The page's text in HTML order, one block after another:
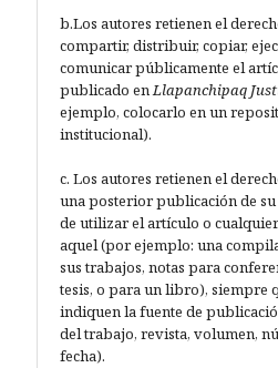
b.Los autores retienen el
compartir, distribuir, copiar,
comunicar públicamente el
publicado enLlapanchipaq
ejemplo, colocarlo en un
institucional).
c. Los autores retienen el
una posterior publicación de
de utilizar el artículo o
aquel (por ejemplo: una
sus trabajos, notas para
tesis, o para un libro), siempre
indiquen la fuente de
del trabajo, revista, volumen,
fecha).